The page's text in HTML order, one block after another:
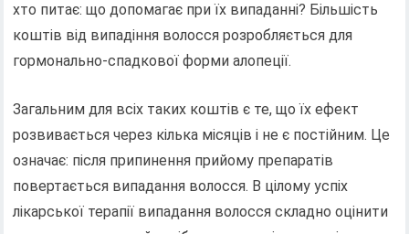
хто питає: що допомагає при їх випаданні? Більшість
коштів від випадіння волосся розробляється для
гормонально-спадкової форми алопеції.
Загальним для всіх таких коштів є те, що їх ефект
розвивається через кілька місяців і не є постійним. Це
означає: після припинення прийому препаратів
повертається випадання волосся. В цілому успіх
лікарської терапії випадання волосся складно оцінити